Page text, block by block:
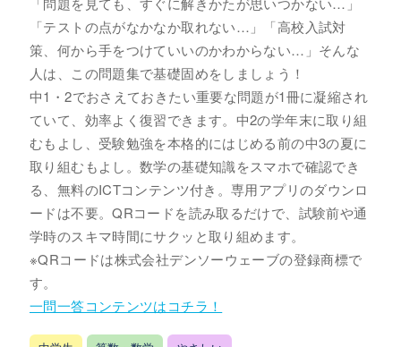
「テストの点がなかなか取れない…」「高校入試対
策、何から手をつけていいのかわからない…」そんな
人は、この問題集で基礎固めをしましょう！
中1・2でおさえておきたい重要な問題が1冊に凝縮され
ていて、効率よく復習できます。中2の学年末に取り組
むもよし、受験勉強を本格的にはじめる前の中3の夏に
取り組むもよし。数学の基礎知識をスマホで確認でき
る、無料のICTコンテンツ付き。専用アプリのダウンロ
ードは不要。QRコードを読み取るだけで、試験前や通
学時のスキマ時間にサクッと取り組めます。
※QRコードは株式会社デンソーウェーブの登録商標で
す。
一問一答コンテンツはコチラ！